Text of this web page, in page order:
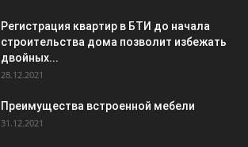
Регистрация квартир в БТИ до начала
строительства дома позволит избежать
двойных...
28.12.2021
Преимущества встроенной мебели
31.12.2021